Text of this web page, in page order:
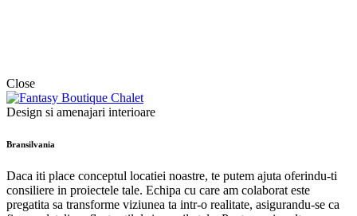
Close
Design si amenajari interioare
Bransilvania
Daca iti place conceptul locatiei noastre, te putem ajuta oferindu-ti
consiliere in proiectele tale. Echipa cu care am colaborat este
pregatita sa transforme viziunea ta intr-o realitate, asigurandu-se ca